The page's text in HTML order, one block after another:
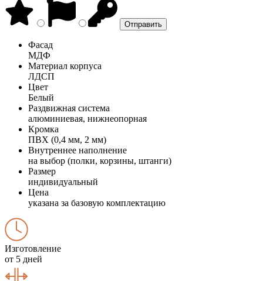
Фасад
МДФ
Материал корпуса
ЛДСП
Цвет
Белый
Раздвижная система
алюминиевая, нижнеопорная
Кромка
ПВХ (0,4 мм, 2 мм)
Внутреннее наполнение
на выбор (полки, корзины, штанги)
Размер
индивидуальный
Цена
указана за базовую комплектацию
Изготовление
от 5 дней